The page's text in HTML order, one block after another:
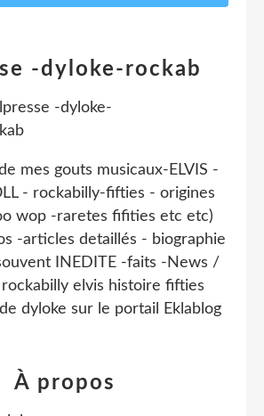
-dyloke-rockab
mes gouts musicaux-ELVIS -
- rockabilly-fifties - origines
wop -raretes fifities etc etc)
-articles detaillés - biographie
INEDITE -faits -News /
elvis histoire fifties
dyloke sur le portail Eklablog
À propos